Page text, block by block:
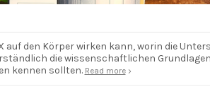
den Körper wirken kann, worin die
die wissenschaftlichen
kennen sollten. Read more